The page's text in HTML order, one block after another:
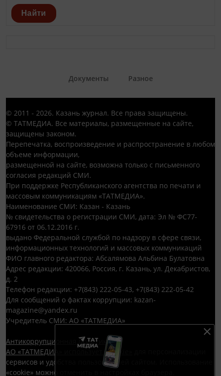
Найти
Документы Разное
© 2011 - 2026. Казань журнал. Все права защищены.
© ТАТМЕДИА. Все материалы, размещенные на сайте,
защищены законом.
Перепечатка, воспроизведение и распространение в любом
объеме информации,
размещенной на сайте, возможна только с письменного
согласия редакций СМИ.
При поддержке Республиканского агентства по печати и
массовым коммуникациям «ТАТМЕДИА».
Наименование СМИ: Казан - Казань
№ свидетельства о регистрации СМИ, дата: Эл № ФС77-
67916 от 06.12.2016 г.
выдано Федеральной службой по надзору в сфере связи,
информационных технологий и массовых коммуникаций
ФИО главного редактора: Абсалямова Альбина Булатовна
Адрес редакции: 420066, Россия, г. Казань, ул. Декабристов,
д. 2
Телефон редакции: +7(843) 222-05-43, +7(843) 222-05-42
Для сообщений о фактах коррупции: kazan-
magazine@yandex.ru
Учредитель СМИ: АО «ТАТМЕДИА»
Антикоррупционная политика
АО «ТАТМЕДИА» использует «cookie»
сервисов и удобства пользователей сайтом. Использование
«cookie» можно отменить в настройках браузера.